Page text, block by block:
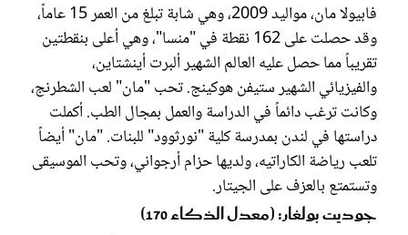
فابيولا مان، مواليد 2009، وهي شابة تبلغ من العمر 15 عاماً،
وقد حصلت على 162 نقطة في "منسا"، وهي أعلى بنقطتين
تقريباً مما حصل عليه العالم الشهير ألبرت أينشتاين،
والفيزيائي الشهير ستيفن هوكينج. تحب "مان" لعب الشطرنج،
وكانت ترغب دائماً في الدراسة والعمل بمجال الطب. أكملت
دراستها في لندن بمدرسة كلية "نورثوود" للبنات. "مان" أيضاً
تلعب رياضة الكاراتيه، ولديها حزام أرجواني، وتحب الموسيقى
وتستمتع بالعزف على الجيتار.
جوديت بولغار: (معدل الذكاء 170)